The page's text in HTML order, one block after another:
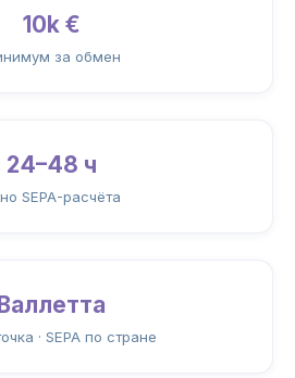
10k €
за обмен
24–48 ч
SEPA-расчёта
· SEPA по стране